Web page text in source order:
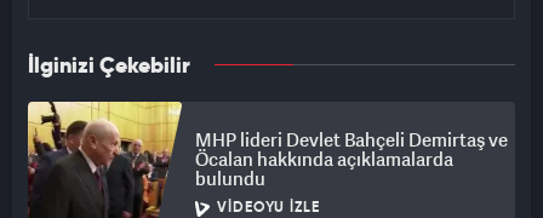
İlginizi Çekebilir
MHP lideri Devlet Bahçeli Demirtaş ve
Öcalan hakkında açıklamalarda
bulundu
VIDEOYU İZLE